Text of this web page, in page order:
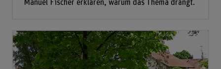
Manuel Fischer erklären, warum das Thema drängt.